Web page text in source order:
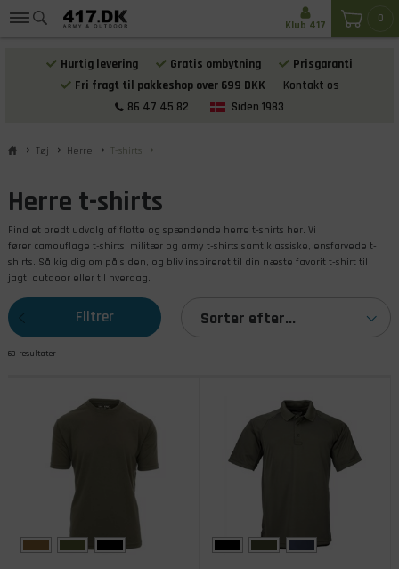
Hurtig levering Gratis ombytning
Prisgaranti
Fri fragt til pakkeshop over 699 DKK
Kontakt os
86 47 45 82
Siden 1983
0
Klub 417
Tøj Herre T-shirts
Herre t-shirts
Find et bredt udvalg af flotte og spændende herre t-shirts her. Vi
fører camouflage t-shirts, militær og army t-shirts samt klassiske, ensfarvede t-
shirts. Så kig dig om på siden, og bliv inspireret til din næste favorit t-shirt til
jagt, outdoor eller til hverdag.
Filtrer Sorter efter...
69 resultater